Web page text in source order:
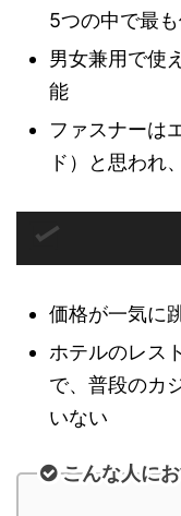
5つの中で最
男女兼用で使
能
ファスナーは
ド）と思われ
価格が一気に
ホテルのレス
で、普段のカ
いない
こんな人に